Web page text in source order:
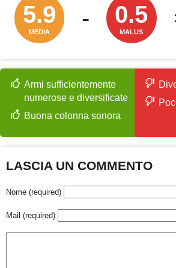
5.9
MEDIA
- 0.5
MALUS
Armi sufficientemente
numerose e diversificate
Buona colonna sonora
LASCIA UN COMMENTO
Nome (required)
Mail (required)